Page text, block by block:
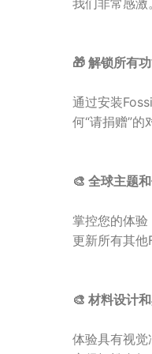
我们非常感激。
🎁 解锁所有功
通过安装
何“请捐赠”的
🎨 全球主题和
掌控您的体
更新所有其
🎨 材料设计
体验具有视